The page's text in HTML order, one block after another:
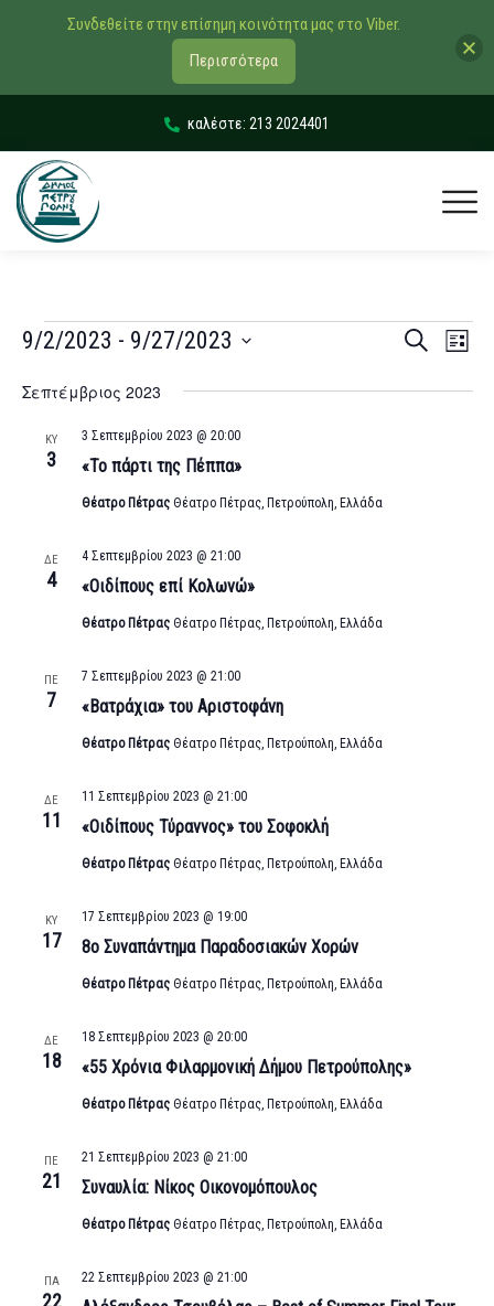
καλέστε: 213 2024401
Αναζήτηση
List
9/2/2023 - 9/27/2023
date.
Σεπτέμβριος 2023
ΚΥ
3 «Το πάρτι της Πέππα»
3 Σεπτεμβρίου 2023 @ 20:00
Θέατρο Πέτρας Θέατρο Πέτρας, Πετρούπολη, Ελλάδα
ΔΕ
4 «Οιδίπους επί Κολωνώ»
4 Σεπτεμβρίου 2023 @ 21:00
Θέατρο Πέτρας Θέατρο Πέτρας, Πετρούπολη, Ελλάδα
ΠΕ
7 «Βατράχια» του Αριστοφάνη
7 Σεπτεμβρίου 2023 @ 21:00
Θέατρο Πέτρας Θέατρο Πέτρας, Πετρούπολη, Ελλάδα
ΔΕ
11 «Οιδίπους Τύραννος» του Σοφοκλή
11 Σεπτεμβρίου 2023 @ 21:00
Θέατρο Πέτρας Θέατρο Πέτρας, Πετρούπολη, Ελλάδα
ΚΥ
17 8ο Συναπάντημα Παραδοσιακών Χορών
17 Σεπτεμβρίου 2023 @ 19:00
Θέατρο Πέτρας Θέατρο Πέτρας, Πετρούπολη, Ελλάδα
ΔΕ
18 «55 Χρόνια Φιλαρμονική Δήμου Πετρούπολης»
18 Σεπτεμβρίου 2023 @ 20:00
Θέατρο Πέτρας Θέατρο Πέτρας, Πετρούπολη, Ελλάδα
ΠΕ
21 Συναυλία: Νίκος Οικονομόπουλος
21 Σεπτεμβρίου 2023 @ 21:00
Θέατρο Πέτρας Θέατρο Πέτρας, Πετρούπολη, Ελλάδα
ΠΑ
22
22 Σεπτεμβρίου 2023 @ 21:00
Συνδεθείτε στην επίσημη κοινότητα μας στο Viber.
Περισσότερα